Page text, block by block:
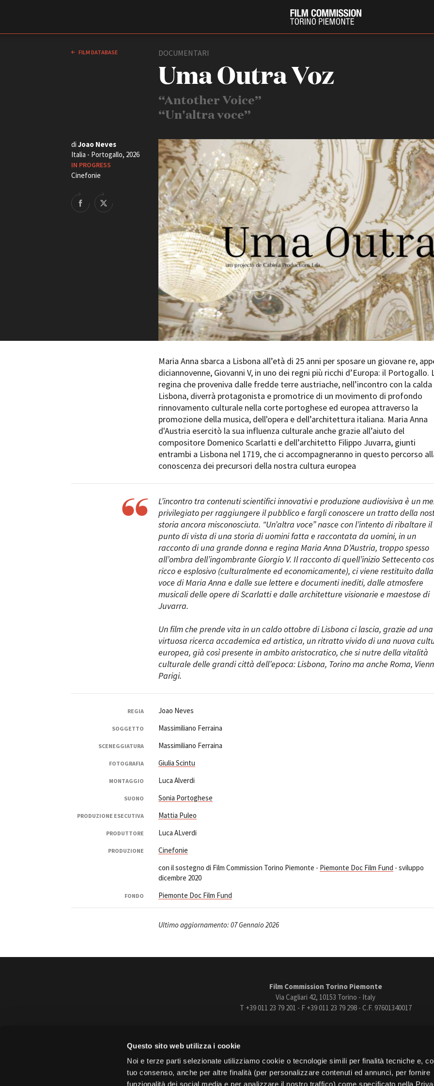
Questo sito web utilizza i cookie
Noi e terze parti selezionate utilizziamo cookie o tecnologie simili per finalità tecniche e,
tuo consenso, anche per altre finalità (per personalizzare contenuti ed annunci, per fornire
funzionalità dei social media e per analizzare il nostro traffico) come specificato nella
ABOUT
Chi siamo
Storia della Fondazione
Rete regionale
Bilancio sociale
Amministrazione trasparente
Bandi e gare
Sostenibilità ambientale
Servizi generali
Location scouting
Spazi nella sede FCTP
Sala Casting
FILM FUNDS
Piemonte Film Tv Fund
Piemonte Film Tv Development Fund
Piemonte Doc Film Fund
Short Film Fund
PRODUCTION GUIDE
Società di produzione
Strutture di servizio
Professionisti
Attrici-Attori
Beginners
LOCATION GUIDE
FILM DATABASE
BOOK DATABASE
NEWS
CASTING
Anteprime in Piemonte
TFI Torino Film Industry - Production
Days
Avenue Cove - Erasmus +
Guarda che storia!
La Grazia - Immagini e location della
Torino di Paolo Sorrentino
Open Day
Ciak in TOur!
Festival
Days
Locarno
Mostra
Festa
Torino
David di
Nastri
Premio
Lavora
Stage -
Elenco
Amministrazione trasparente Bandi e gare Contatti Privacy Cookie policy Whistleblowing
FILM DATABASE DOCUMENTARI
Uma Outra Voz
“Antother Voice”
“Un'altra voce”
di Joao Neves
Italia - Portogallo, 2026
IN PROGRESS
Cinefonie
Maria Anna sbarca a Lisbona all’età di 25 anni per sposare un giovane re,
diciannovenne, Giovanni V, in uno dei regni più ricchi d’Europa: il Portogallo.
regina che proveniva dalle fredde terre austriache, nell’incontro con la calda
Lisbona, diverrà protagonista e promotrice di un movimento di profondo
rinnovamento culturale nella corte portoghese ed europea attraverso la
promozione della musica, dell'opera e dell’architettura italiana. Maria Anna
d'Austria esercitò la sua influenza culturale anche grazie all’aiuto del
compositore Domenico Scarlatti e dell’architetto Filippo Juvarra, giunti
entrambi a Lisbona nel 1719, che ci accompagneranno in questo percorso
conoscenza dei precursori della nostra cultura europea
L’incontro tra contenuti scientifici innovativi e produzione audiovisiva è un
privilegiato per raggiungere il pubblico e fargli conoscere un tratto della
storia ancora misconosciuta. "Un’altra voce” nasce con l’intento di ribaltare il
punto di vista di una storia di uomini fatta e raccontata da uomini, in un
racconto di una grande donna e regina Maria Anna D’Austria, troppo spesso
all’ombra dell’ingombrante Giorgio V. Il racconto di quell’inizio Settecento
ricco e esplosivo (culturalmente ed economicamente), ci viene restituito dalla
voce di Maria Anna e dalle sue lettere e documenti inediti, dalle atmosfere
musicali delle opere di Scarlatti e dalle architetture visionarie e maestose di
Juvarra.
Un film che prende vita in un caldo ottobre di Lisbona ci lascia, grazie ad una
virtuosa ricerca accademica ed artistica, un ritratto vivido di una nuova
europea, già così presente in ambito aristocratico, che si nutre della vitalità
culturale delle grandi città dell’epoca: Lisbona, Torino ma anche Roma,
Parigi.
REGIA Joao Neves
SOGGETTO Massimiliano Ferraina
SCENEGGIATURA Massimiliano Ferraina
FOTOGRAFIA Giulia Scintu
MONTAGGIO Luca Alverdi
SUONO Sonia Portoghese
PRODUZIONE ESECUTIVA Mattia Puleo
PRODUTTORE Luca ALverdi
PRODUZIONE
Cinefonie
con il sostegno di Film Commission Torino Piemonte - Piemonte Doc Film Fund - sviluppo
dicembre 2020
FONDO Piemonte Doc Film Fund
Ultimo aggiornamento: 07 Gennaio 2026
Film Commission Torino Piemonte
Via Cagliari 42, 10153 Torino - Italy
T +39 011 23 79 201 - F +39 011 23 79 298 - C.F. 97601340017
FacebookInstagramYoutubeVimeo